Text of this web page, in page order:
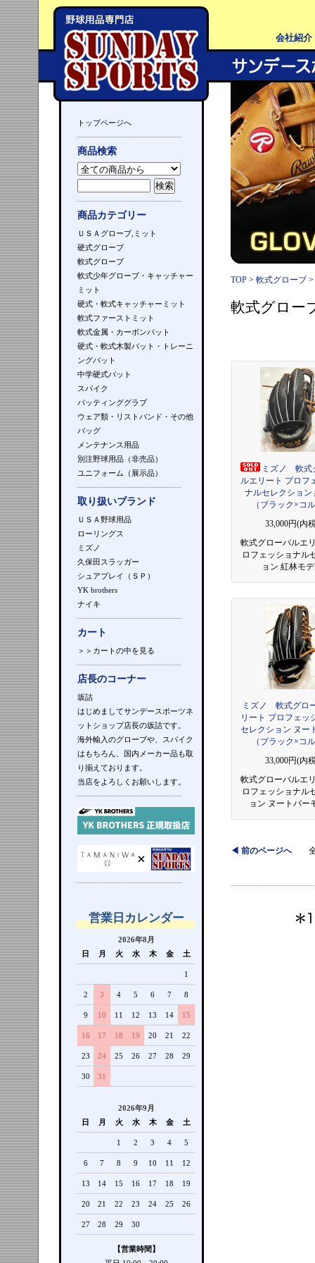
会社紹介
トップページへ
商品検索
商品カテゴリー
ＵＳＡグローブ,ミット
硬式グローブ
軟式グローブ
軟式少年グローブ・キャッチャー
ミット
硬式・軟式キャッチャーミット
軟式ファーストミット
軟式金属・カーボンバット
硬式・軟式木製バット・トレーニ
ングバット
中学硬式バット
スパイク
バッティンググラブ
ウェア類・リストバンド・その他
バッグ
メンテナンス用品
別注野球用品（非売品）
ユニフォーム（展示品）
取り扱いブランド
ＵＳＡ野球用品
ローリングス
ミズノ
久保田スラッガー
シュアプレイ（ＳＰ）
YK brothers
ナイキ
カート
＞＞カートの中を見る
店長のコーナー
坂詰
はじめましてサンデースポーツネ
ットショップ店長の坂詰です。
海外輸入のグローブや、スパイク
はもちろん、国内メーカー品も取
り揃えております。
当店をよろしくお願いします。
営業日カレンダー
2026年8月
日
月 火 水 木 金 土
1
2 3 4 5 6 7 8
9 10 11 12 13 14 15
16 17 18 19 20 21 22
23 24 25 26 27 28 29
30 31
2026年9月
日
月 火 水 木 金 土
1 2 3 4 5
6 7 8 9 10 11 12
13 14 15 16 17 18 19
20 21 22 23 24 25 26
27 28 29 30
【営業時間】
TOP > 軟式グローブ >
軟式グロー
ミズノ 軟式
ルエリート プロフ
ナルセレクション
（ブラック×コ
33,000円(内
軟式グローバルエ
ロフェッショナル
ョン 紅林モ
ミズノ 軟式グロ
リート プロフェッ
セレクション ヌー
（ブラック×コ
33,000円(内
軟式グローバルエ
ロフェッショナル
ョン ヌートバー
◀ 前のページへ